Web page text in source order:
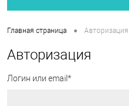
Главная страница • Авторизация
Авторизация
Логин или email*